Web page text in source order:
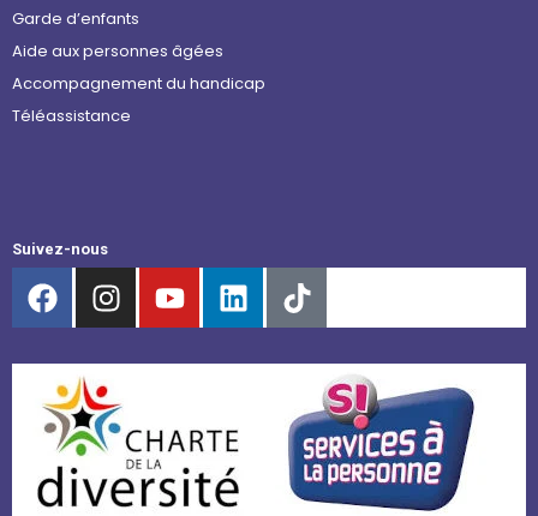
Garde d’enfants
Aide aux personnes âgées
Accompagnement du handicap
Téléassistance
Suivez-nous